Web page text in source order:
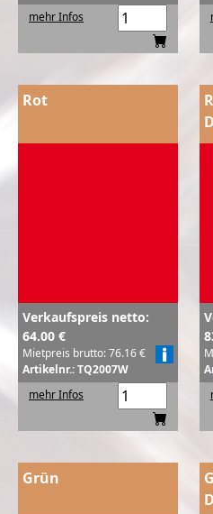
mehr Infos
Rot
Verkaufspreis netto:
64.00 €
Mietpreis brutto: 76.16 €
Artikelnr.: TQ2007W
mehr Infos
Grün